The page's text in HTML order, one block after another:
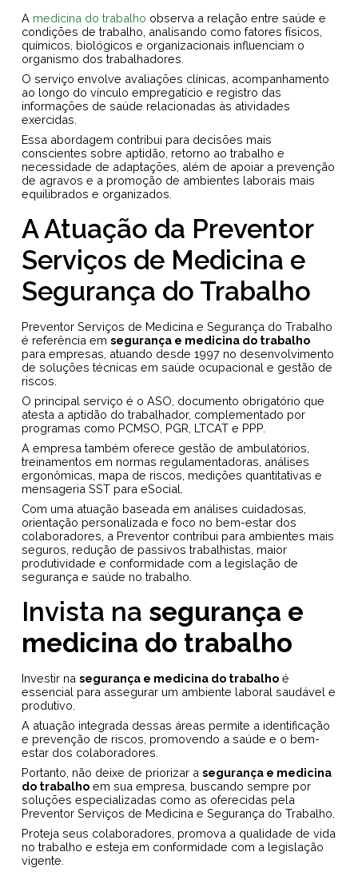
A medicina do trabalho observa a relação entre saúde e
condições de trabalho, analisando como fatores físicos,
químicos, biológicos e organizacionais influenciam o
organismo dos trabalhadores.
O serviço envolve avaliações clínicas, acompanhamento
ao longo do vínculo empregatício e registro das
informações de saúde relacionadas às atividades
exercidas.
Essa abordagem contribui para decisões mais
conscientes sobre aptidão, retorno ao trabalho e
necessidade de adaptações, além de apoiar a prevenção
de agravos e a promoção de ambientes laborais mais
equilibrados e organizados.
A Atuação da Preventor
Serviços de Medicina e
Segurança do Trabalho
Preventor Serviços de Medicina e Segurança do Trabalho
é referência emsegurança e medicina do trabalho
para empresas, atuando desde 1997 no desenvolvimento
de soluções técnicas em saúde ocupacional e gestão de
riscos.
O principal serviço é o ASO, documento obrigatório que
atesta a aptidão do trabalhador, complementado por
programas como PCMSO, PGR, LTCAT e PPP.
A empresa também oferece gestão de ambulatórios,
treinamentos em normas regulamentadoras, análises
ergonômicas, mapa de riscos, medições quantitativas e
mensageria SST para eSocial.
Com uma atuação baseada em análises cuidadosas,
orientação personalizada e foco no bem-estar dos
colaboradores, a Preventor contribui para ambientes mais
seguros, redução de passivos trabalhistas, maior
produtividade e conformidade com a legislação de
segurança e saúde no trabalho.
Invista na segurança e
medicina do trabalho
Investir nasegurança e medicina do trabalho é
essencial para assegurar um ambiente laboral saudável e
produtivo.
A atuação integrada dessas áreas permite a identificação
e prevenção de riscos, promovendo a saúde e o bem-
estar dos colaboradores.
Portanto, não deixe de priorizar asegurança e medicina
do trabalho em sua empresa, buscando sempre por
soluções especializadas como as oferecidas pela
Preventor Serviços de Medicina e Segurança do Trabalho.
Proteja seus colaboradores, promova a qualidade de vida
no trabalho e esteja em conformidade com a legislação
vigente.